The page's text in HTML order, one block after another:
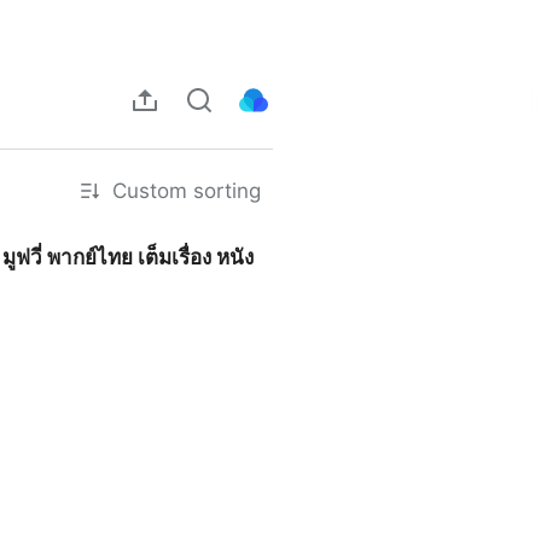
Custom sorting
วี่ พากย์ไทย เต็มเรื่อง หนัง